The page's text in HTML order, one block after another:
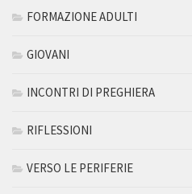
FORMAZIONE ADULTI
GIOVANI
INCONTRI DI PREGHIERA
RIFLESSIONI
VERSO LE PERIFERIE